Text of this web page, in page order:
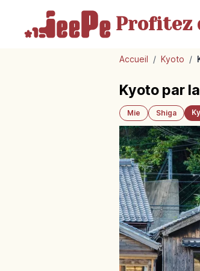
Profitez
Accueil / Kyoto /
Kyoto par
Mie Shiga